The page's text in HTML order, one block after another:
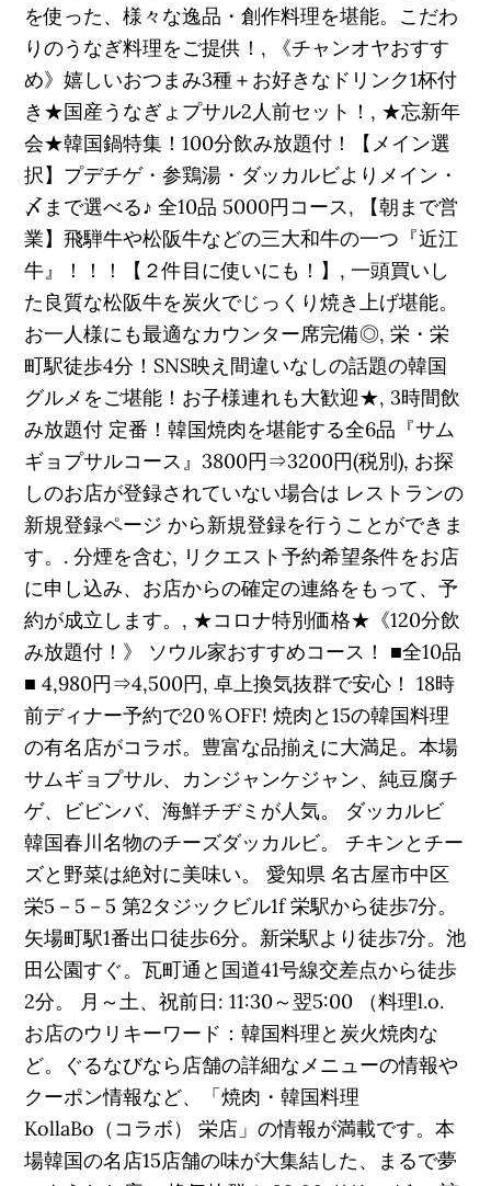
を使った、様々な逸品・創作料理を堪能。こだわ
りのうなぎ料理をご提供！, 《チャンオヤおすす
め》嬉しいおつまみ3種＋お好きなドリンク1杯付
き★国産うなぎょプサル2人前セット！, ★忘新年
会★韓国鍋特集！100分飲み放題付！【メイン選
択】プデチゲ・参鶏湯・ダッカルビよりメイン・
〆まで選べる♪ 全10品 5000円コース, 【朝まで営
業】飛騨牛や松阪牛などの三大和牛の一つ『近江
牛』！！！【２件目に使いにも！】, 一頭買いし
た良質な松阪牛を炭火でじっくり焼き上げ堪能。
お一人様にも最適なカウンター席完備◎, 栄・栄
町駅徒歩4分！SNS映え間違いなしの話題の韓国
グルメをご堪能！お子様連れも大歓迎★, 3時間飲
み放題付 定番！韓国焼肉を堪能する全6品『サム
ギョプサルコース』3800円⇒3200円(税別), お探
しのお店が登録されていない場合は レストランの
新規登録ページ から新規登録を行うことができま
す。. 分煙を含む, リクエスト予約希望条件をお店
に申し込み、お店からの確定の連絡をもって、予
約が成立します。, ★コロナ特別価格★《120分飲
み放題付！》 ソウル家おすすめコース！ ■全10品
■ 4,980円⇒4,500円, 卓上換気抜群で安心！ 18時
前ディナー予約で20％OFF! 焼肉と15の韓国料理
の有名店がコラボ。豊富な品揃えに大満足。本場
サムギョプサル、カンジャンケジャン、純豆腐チ
ゲ、ビビンバ、海鮮チヂミが人気。 ダッカルビ
韓国春川名物のチーズダッカルビ。 チキンとチー
ズと野菜は絶対に美味い。 愛知県 名古屋市中区
栄5－5－5 第2タジックビル1f 栄駅から徒歩7分。
矢場町駅1番出口徒歩6分。新栄駅より徒歩7分。池
田公園すぐ。瓦町通と国道41号線交差点から徒歩
2分。 月～土、祝前日: 11:30～翌5:00 （料理l.o.
お店のウリキーワード：韓国料理と炭火焼肉な
ど。ぐるなびなら店舗の詳細なメニューの情報や
クーポン情報など、「焼肉・韓国料理
KollaBo（コラボ） 栄店」の情報が満載です。本
場韓国の名店15店舗の味が大集結した、まるで夢